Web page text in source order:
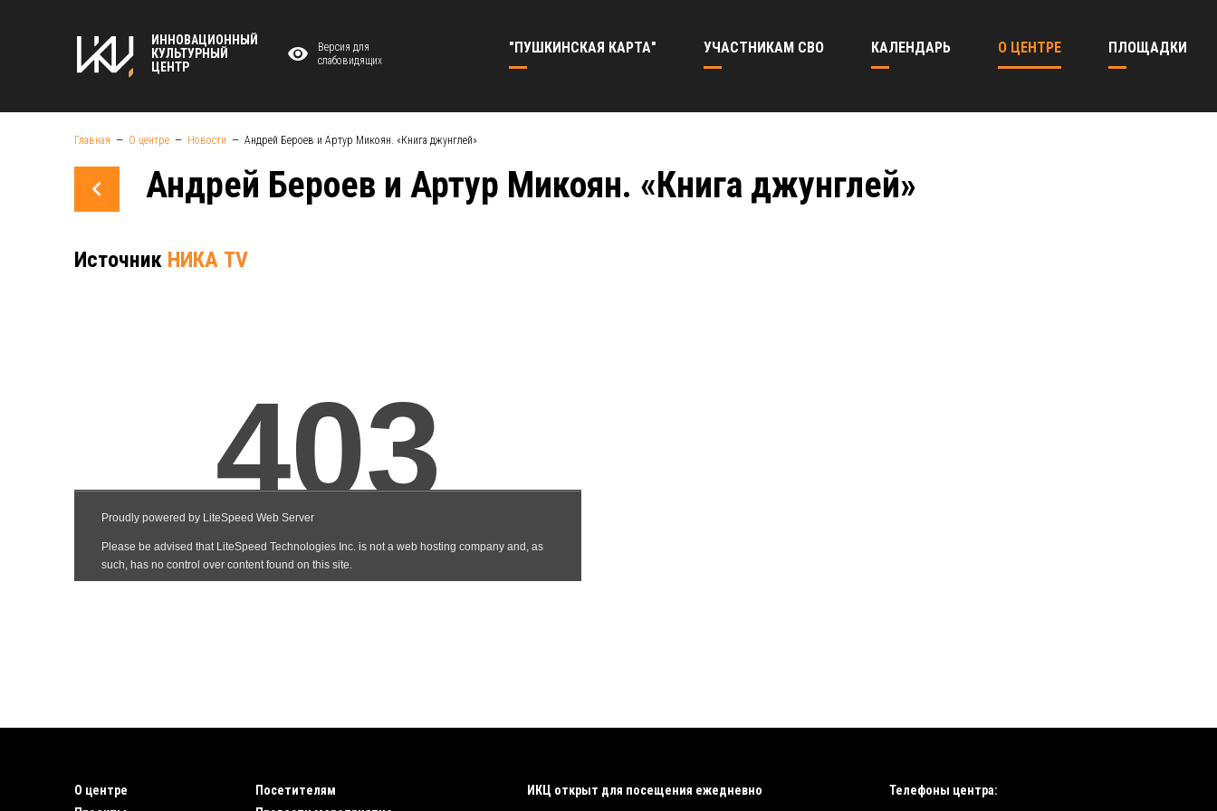
ИННОВАЦИОННЫЙ
КУЛЬТУРНЫЙ
ЦЕНТР
Версия для
слабовидящих
"ПУШКИНСКАЯ КАРТА" УЧАСТНИКАМ СВО КАЛЕНДАРЬ О ЦЕНТРЕ ПЛОЩАДКИ
Главная О центре Новости Андрей Бероев и Артур Микоян. «Книга джунглей»
Андрей Бероев и Артур Микоян. «Книга джунглей»
Источник НИКА TV
О центре
Посетителям
ИКЦ открыт для посещения ежедневно Телефоны центра: